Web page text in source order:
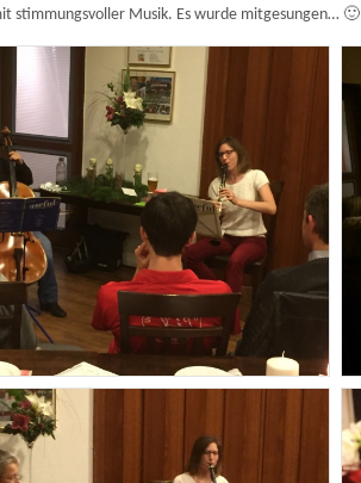
stimmungsvoller Musik. Es wurde mitgesungen… 🙂